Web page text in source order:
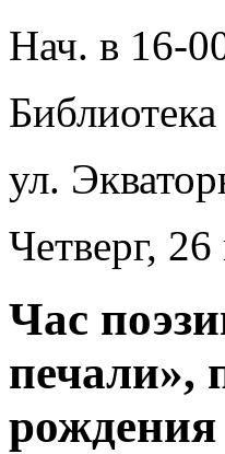
Нач. в 16-
ул.
Четверг,
Час
печали»,